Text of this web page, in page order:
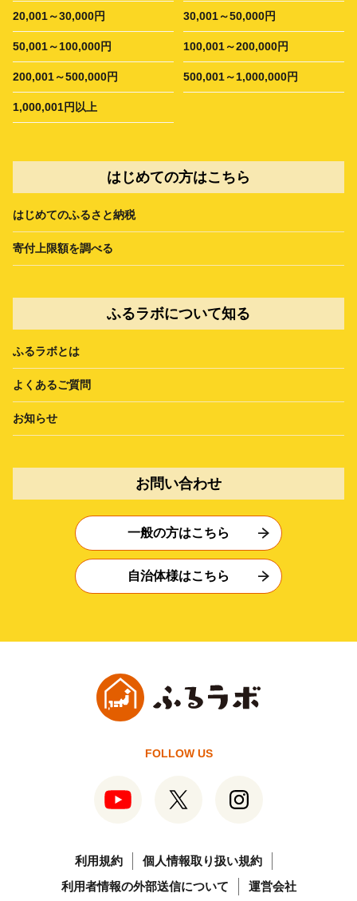
20,001～30,000円 30,001～50,000円
50,001～100,000円 100,001～200,000円
200,001～500,000円 500,001～1,000,000円
1,000,001円以上
はじめての方はこちら
はじめてのふるさと納税
寄付上限額を調べる
ふるラボについて知る
ふるラボとは
よくあるご質問
お知らせ
お問い合わせ
一般の方はこちら
自治体様はこちら
FOLLOW US
利用規約
個人情報取り扱い規約
利用者情報の外部送信について
運営会社